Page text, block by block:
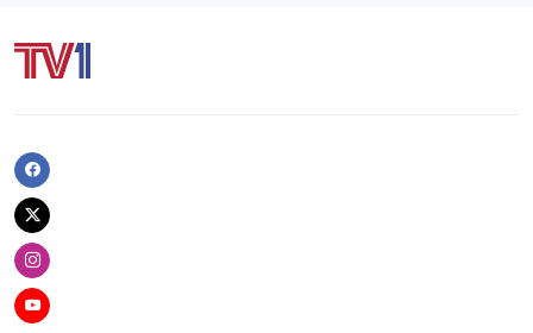
Facebook
Twitter
Instagram
Youtube